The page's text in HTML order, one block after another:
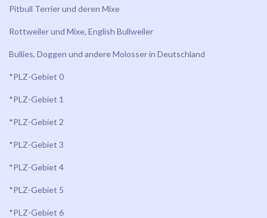
Pitbull Terrier und deren Mixe
Rottweiler und Mixe, English Bullweiler
Bullies, Doggen und andere Molosser in Deutschland
*PLZ-Gebiet 0
*PLZ-Gebiet 1
*PLZ-Gebiet 2
*PLZ-Gebiet 3
*PLZ-Gebiet 4
*PLZ-Gebiet 5
*PLZ-Gebiet 6